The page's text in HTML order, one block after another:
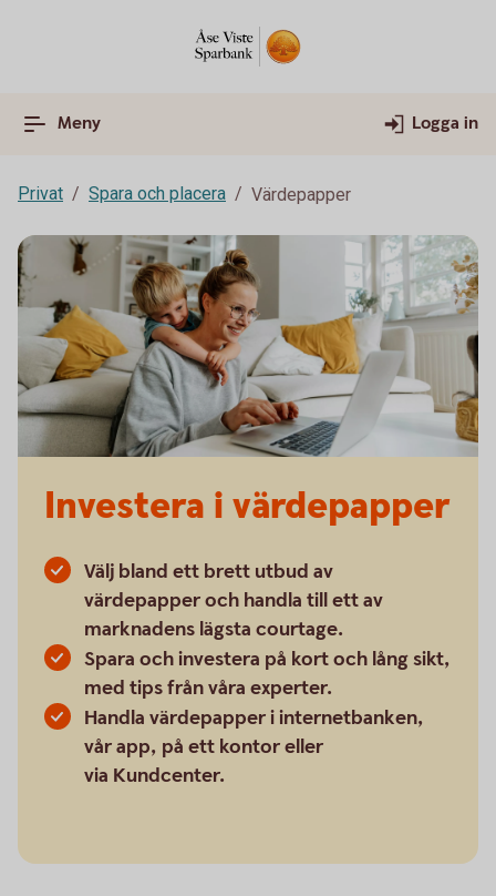
Meny Logga in
Privat Spara och placera Värdepapper
Investera i värdepapper
Välj bland ett brett utbud av
värdepapper och handla till ett av
marknadens lägsta courtage.
Spara och investera på kort och lång sikt,
med tips från våra experter.
Handla värdepapper i internetbanken,
vår app, på ett kontor eller
via Kundcenter.